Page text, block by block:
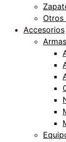
Otros
Accesorios